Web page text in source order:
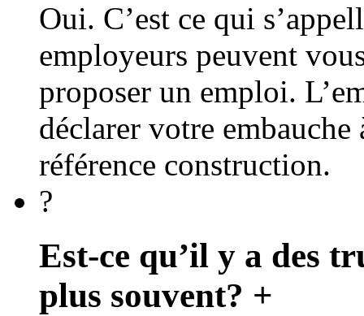
Oui. C’est ce qui
employeurs peuvent
proposer un emploi.
déclarer votre
référence construction.
?
Est-ce qu’il y a des
plus souvent? +